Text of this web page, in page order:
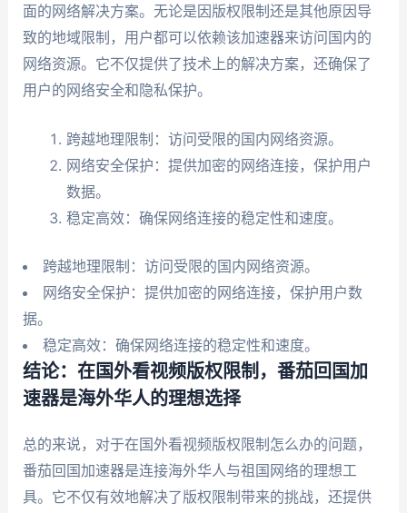
面的网络解决方案。无论是因版权限制还是其他原因导
致的地域限制，用户都可以依赖该加速器来访问国内的
网络资源。它不仅提供了技术上的解决方案，还确保了
用户的网络安全和隐私保护。
跨越地理限制：访问受限的国内网络资源。
网络安全保护：提供加密的网络连接，保护用户
数据。
稳定高效：确保网络连接的稳定性和速度。
跨越地理限制：访问受限的国内网络资源。
网络安全保护：提供加密的网络连接，保护用户数
据。
稳定高效：确保网络连接的稳定性和速度。
结论：在国外看视频版权限制，番茄回国加
速器是海外华人的理想选择
总的来说，对于在国外看视频版权限制怎么办的问题，
番茄回国加速器是连接海外华人与祖国网络的理想工
具。它不仅有效地解决了版权限制带来的挑战，还提供